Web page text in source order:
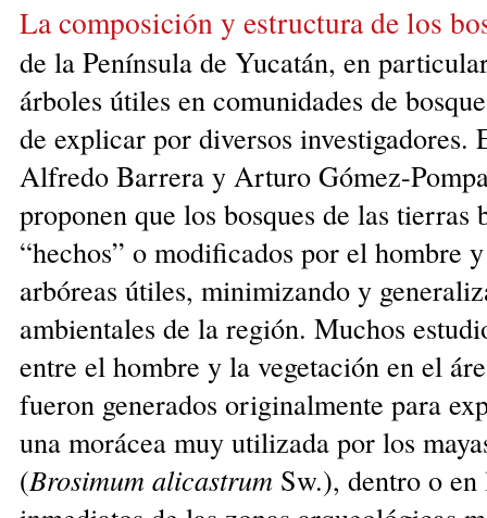
La composición y estructura de los
de la Península de Yucatán, en
árboles útiles en comunidades de
de explicar por diversos investigadores.
Alfredo Barrera y Arturo Gómez-
proponen que los bosques de las tierras
“hechos” o modificados por el hombre
arbóreas útiles, minimizando y
ambientales de la región. Muchos
entre el hombre y la vegetación en el
fueron generados originalmente para
una morácea muy utilizada por los
(Brosimum alicastrum Sw.), dentro o